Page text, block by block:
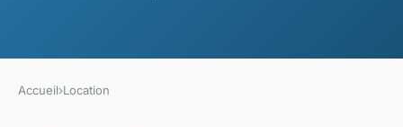
Accueil›Location